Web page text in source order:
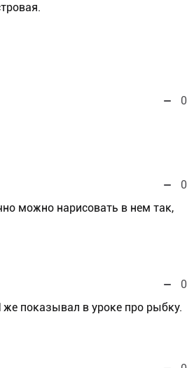
0
0
можно нарисовать в нем так,
0
показывал в уроке про рыбку.